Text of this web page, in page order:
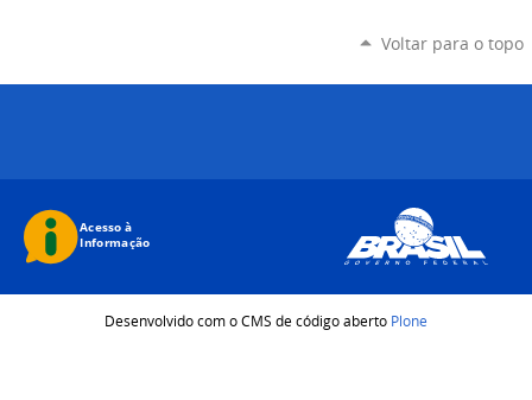
Voltar para o topo
Desenvolvido com o CMS de código aberto Plone